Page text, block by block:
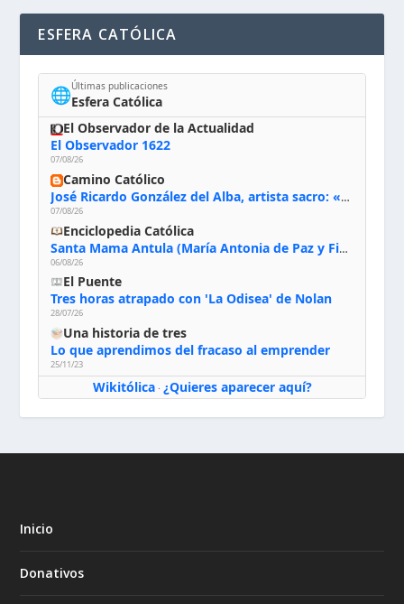
ESFERA CATÓLICA
🌐Últimas publicaciones
Esfera Católica
El Observador de la Actualidad
El Observador 1622
07/08/26
Camino Católico
José Ricardo González del Alba, artista sacro: «Yo oro, hablo con Dios, le pido al Espíritu Santo su inspiración y siempre pinto rezando el rosario para que sea Él quien actúe a través de mis manos»
07/08/26
Enciclopedia Católica
Santa Mama Antula (María Antonia de Paz y Figueroa)
06/08/26
El Puente
Tres horas atrapado con 'La Odisea' de Nolan
28/07/26
Una historia de tres
Lo que aprendimos del fracaso al emprender
25/11/23
Wikitólica· ¿Quieres aparecer aquí?
Inicio
Donativos